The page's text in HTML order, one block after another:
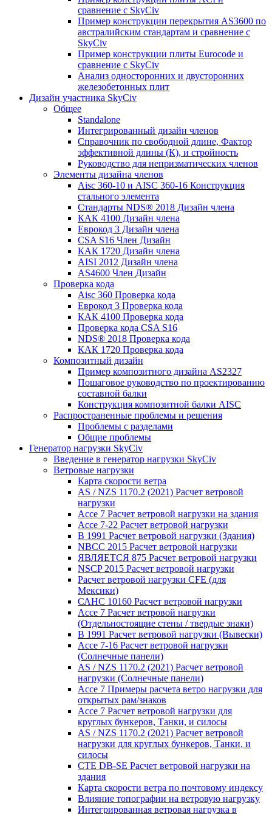
сравнение с SkyCiv
Пример конструкции перекрытия AS3600 по
австралийским стандартам и сравнение с
SkyCiv
Пример конструкции плиты Eurocode и
сравнение с SkyCiv
Анализ односторонних и двусторонних
железобетонных плит
Дизайн участника SkyCiv
Общее
Standalone
Интегрированный дизайн членов
Справочник по свободной длине, Фактор
эффективной длины (К), и стройность
Руководство для непризматических членов
Элементы дизайна членов
Aisc 360-10 и AISC 360-16 Конструкция
стального элемента
Стандарты NDS® 2018 Дизайн члена
КАК 4100 Дизайн члена
Еврокод 3 Дизайн члена
CSA S16 Член Дизайн
КАК 1720 Дизайн члена
AISI 2012 Дизайн члена
AS4600 Член Дизайн
Проверка кода
Aisc 360 Проверка кода
Еврокод 3 Проверка кода
КАК 4100 Проверка кода
Проверка кода CSA S16
NDS® 2018 Проверка кода
КАК 1720 Проверка кода
Композитный дизайн
Пример композитного дизайна AS2327
Пошаговое руководство по проектированию
составной балки
Конструкция композитной балки AISC
Распространенные проблемы и решения
Проблемы с разделами
Общие проблемы
Генератор нагрузки SkyCiv
Введение в генератор нагрузки SkyCiv
Ветровые нагрузки
Карта скорости ветра
AS / NZS 1170.2 (2021) Расчет ветровой
нагрузки
Ассе 7 Расчет ветровой нагрузки на здания
Ассе 7-22 Расчет ветровой нагрузки
В 1991 Расчет ветровой нагрузки (Здания)
NBCC 2015 Расчет ветровой нагрузки
ЯВЛЯЕТСЯ 875 Расчет ветровой нагрузки
NSCP 2015 Расчет ветровой нагрузки
Расчет ветровой нагрузки CFE (для
Мексики)
САНС 10160 Расчет ветровой нагрузки
Ассе 7 Расчет ветровой нагрузки
(Отдельностоящие стены / твердые знаки)
В 1991 Расчет ветровой нагрузки (Вывески)
Ассе 7-16 Расчет ветровой нагрузки
(Солнечные панели)
AS / NZS 1170.2 (2021) Расчет ветровой
нагрузки (Солнечные панели)
Ассе 7 Примеры расчета ветро нагрузки для
открытых рам/знаков
Ассе 7 Расчет ветровой нагрузки для
круглых бункеров, Танки, и силосы
AS / NZS 1170.2 (2021) Расчет ветровой
нагрузки для круглых бункеров, Танки, и
силосы
CTE DB-SE Расчет ветровой нагрузки на
здания
Карта скорости ветра по почтовому индексу
Влияние топографии на ветровую нагрузку
Интегрированная ветровая нагрузка в